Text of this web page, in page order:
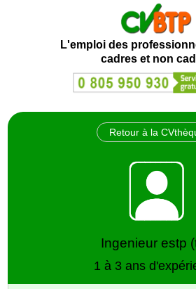
L'emploi des
cadres et non
Retour à la
Ingenieur estp
1 à 3 ans